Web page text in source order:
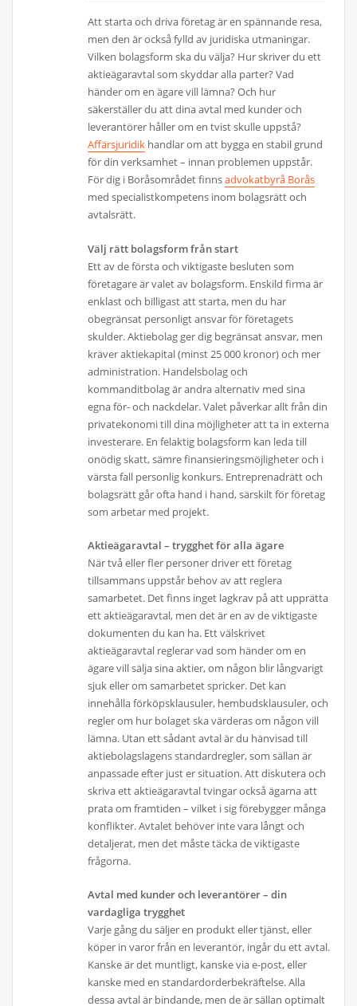
Att starta och driva företag är en spännande resa,
men den är också fylld av juridiska utmaningar.
Vilken bolagsform ska du välja? Hur skriver du ett
aktieägaravtal som skyddar alla parter? Vad
händer om en ägare vill lämna? Och hur
säkerställer du att dina avtal med kunder och
leverantörer håller om en tvist skulle uppstå?
Affärsjuridik handlar om att bygga en stabil grund
för din verksamhet – innan problemen uppstår.
För dig i Boråsområdet finnsadvokatbyrå Borås
med specialistkompetens inom bolagsrätt och
avtalsrätt.
Välj rätt bolagsform från start
Ett av de första och viktigaste besluten som
företagare är valet av bolagsform. Enskild firma är
enklast och billigast att starta, men du har
obegränsat personligt ansvar för företagets
skulder. Aktiebolag ger dig begränsat ansvar, men
kräver aktiekapital (minst 25 000 kronor) och mer
administration. Handelsbolag och
kommanditbolag är andra alternativ med sina
egna för- och nackdelar. Valet påverkar allt från din
privatekonomi till dina möjligheter att ta in externa
investerare. En felaktig bolagsform kan leda till
onödig skatt, sämre finansieringsmöjligheter och i
värsta fall personlig konkurs. Entreprenadrätt och
bolagsrätt går ofta hand i hand, särskilt för företag
som arbetar med projekt.
Aktieägaravtal – trygghet för alla ägare
När två eller fler personer driver ett företag
tillsammans uppstår behov av att reglera
samarbetet. Det finns inget lagkrav på att upprätta
ett aktieägaravtal, men det är en av de viktigaste
dokumenten du kan ha. Ett välskrivet
aktieägaravtal reglerar vad som händer om en
ägare vill sälja sina aktier, om någon blir långvarigt
sjuk eller om samarbetet spricker. Det kan
innehålla förköpsklausuler, hembudsklausuler, och
regler om hur bolaget ska värderas om någon vill
lämna. Utan ett sådant avtal är du hänvisad till
aktiebolagslagens standardregler, som sällan är
anpassade efter just er situation. Att diskutera och
skriva ett aktieägaravtal tvingar också ägarna att
prata om framtiden – vilket i sig förebygger många
konflikter. Avtalet behöver inte vara långt och
detaljerat, men det måste täcka de viktigaste
frågorna.
Avtal med kunder och leverantörer – din
vardagliga trygghet
Varje gång du säljer en produkt eller tjänst, eller
köper in varor från en leverantör, ingår du ett avtal.
Kanske är det muntligt, kanske via e-post, eller
kanske med en standardorderbekräftelse. Alla
dessa avtal är bindande, men de är sällan optimalt